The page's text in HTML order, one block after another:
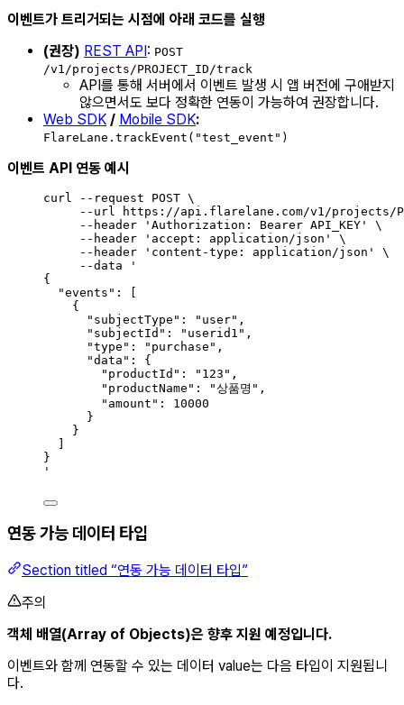
이벤트가 트리거되는 시점에 아래 코드를 실행
(권장) REST API: POST
/v1/projects/PROJECT_ID/track
API를 통해 서버에서 이벤트 발생 시 앱 버전에 구애받지
않으면서도 보다 정확한 연동이 가능하여 권장합니다.
Web SDK / Mobile SDK:
FlareLane.trackEvent("test_event")
이벤트 API 연동 예시
curl --request POST \
--url
https://api.flarelane.com/v1/projects/
--header
' Authorization: Bearer API_KEY '
\
--header
' accept: application/json '
\
--header
' content-type: application/json '
\
--data
'
{
"events": [
{
"subjectType": "user",
"subjectId": "userid1",
"type": "purchase",
"data": {
"productId": "123",
"productName": "상품명",
"amount": 10000
}
}
]
}
'
연동 가능 데이터 타입
Section titled “연동 가능 데이터 타입”
주의
객체 배열(Array of Objects)은 향후 지원 예정입니다.
이벤트와 함께 연동할 수 있는 데이터 value는 다음 타입이 지원됩니
다.